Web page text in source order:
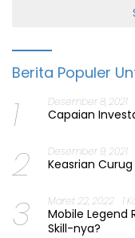
Berita Populer
1 Desember 8, 2021
Capaian
2 Desember 9, 2021
Keasrian Curug
3 Maret 22, 2022 1
Mobile Legend
Skill-nya?